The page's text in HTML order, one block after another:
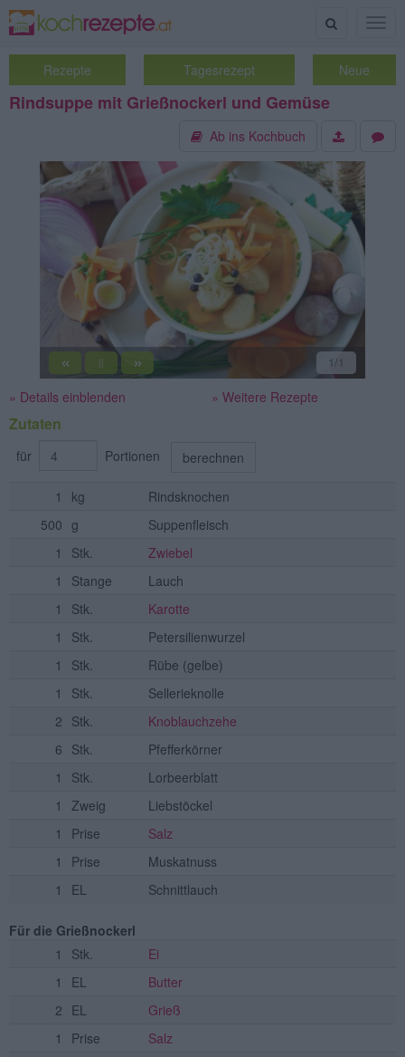
Suche
Rezepte Tagesrezept Neue
Rindsuppe mit Grießnockerl und Gemüse
Ab ins Kochbuch
« || » 1/1
» Details einblenden » Weitere Rezepte
Zutaten
für Portionen berechnen
1 kg
Rindsknochen
500 g
Suppenfleisch
1
Stk.
Zwiebel
1
Stange
Lauch
1
Stk.
Karotte
1
Stk.
Petersilienwurzel
1
Stk. Rübe (gelbe)
1
Stk.
Sellerieknolle
2 Stk.
Knoblauchzehe
6 Stk.
Pfefferkörner
1
Stk.
Lorbeerblatt
1
Zweig
Liebstöckel
1
Prise
Salz
1
Prise
Muskatnuss
1
EL Schnittlauch
Für die Grießnockerl
1
Stk.
Ei
1
EL
Butter
2 EL
Grieß
1
Prise
Salz